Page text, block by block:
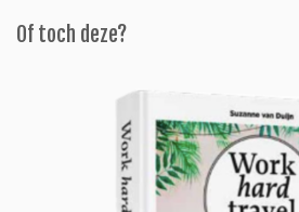
Of toch deze?